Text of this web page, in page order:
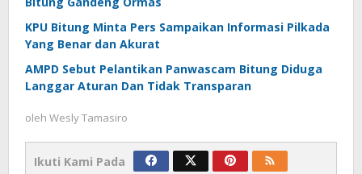
KPU Bitung Minta Pers Sampaikan Informasi Pilkada
Yang Benar dan Akurat
AMPD Sebut Pelantikan Panwascam Bitung Diduga
Langgar Aturan Dan Tidak Transparan
oleh Wesly Tamasiro
Ikuti Kami Pada